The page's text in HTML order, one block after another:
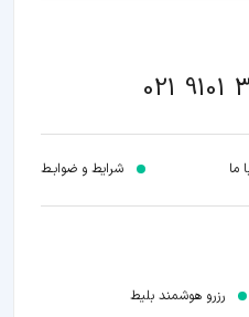
021 9101
ما شرایط و ضوابـط
رزرو هوشمند بلیط